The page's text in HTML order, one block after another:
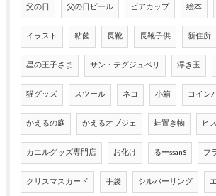
父の日 父の日ビール ビアカップ 絵本
イラスト 粘菌 長靴 長靴子供 新住所
星の王子さま サン・テグジュペリ 浮き玉
猫グッズ スツール ネコ 小箱 コイン
かえるの庭 かえるオブジェ 蛙置き物 ヒ
カエルグッズ専門店 お化け るーssan'S フ
クリスマスカード 手袋 シルバーリング